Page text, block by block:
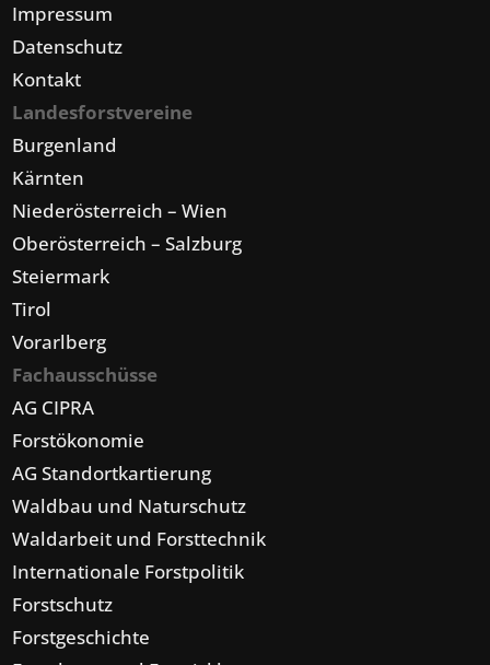
Impressum
Datenschutz
Kontakt
Landesforstvereine
Burgenland
Kärnten
Niederösterreich – Wien
Oberösterreich – Salzburg
Steiermark
Tirol
Vorarlberg
Fachausschüsse
AG CIPRA
Forstökonomie
AG Standortkartierung
Waldbau und Naturschutz
Waldarbeit und Forsttechnik
Internationale Forstpolitik
Forstschutz
Forstgeschichte